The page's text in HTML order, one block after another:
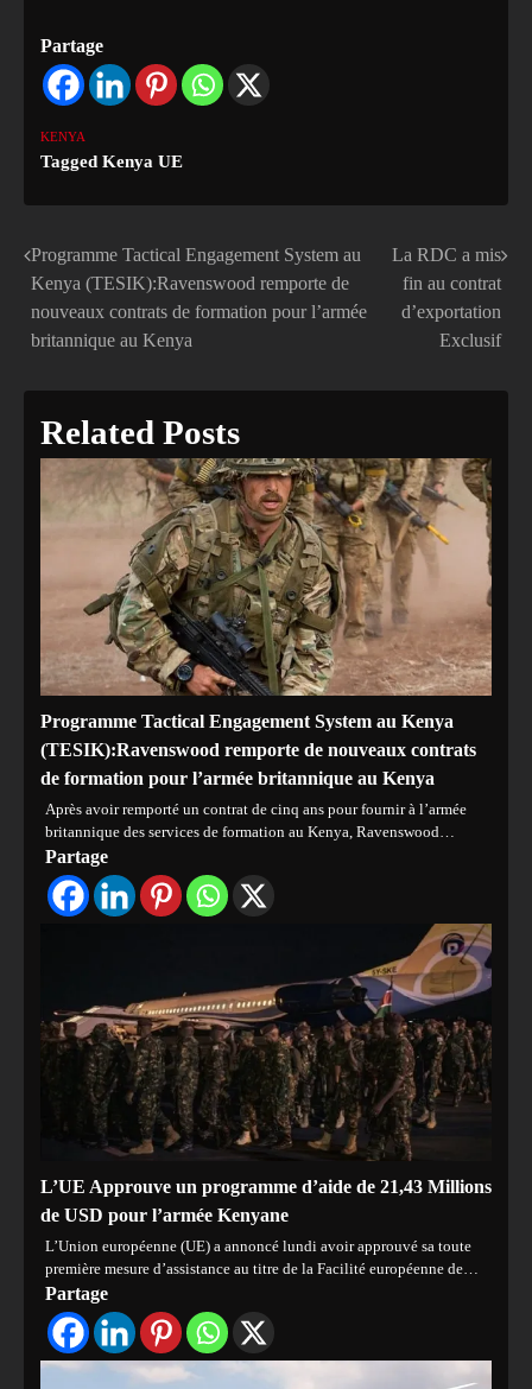
Partage
KENYA
Tagged Kenya UE
Navigation
de
l’article
Programme Tactical Engagement System au
Kenya (TESIK):Ravenswood remporte de
nouveaux contrats de formation pour l’armée
britannique au Kenya
La RDC a mis
fin au contrat
d’exportation
Exclusif
Related Posts
Programme Tactical Engagement System au Kenya
(TESIK):Ravenswood remporte de nouveaux contrats
de formation pour l’armée britannique au Kenya
Après avoir remporté un contrat de cinq ans pour fournir à l’armée
britannique des services de formation au Kenya, Ravenswood…
Partage
L’UE Approuve un programme d’aide de 21,43 Millions
de USD pour l’armée Kenyane
L’Union européenne (UE) a annoncé lundi avoir approuvé sa toute
première mesure d’assistance au titre de la Facilité européenne de…
Partage